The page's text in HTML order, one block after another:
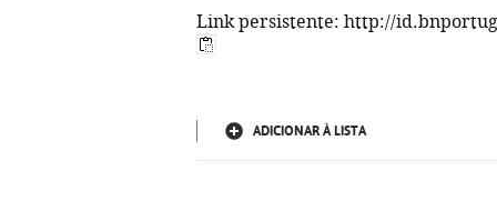
Link persistente: http://
ADICIONAR À LISTA